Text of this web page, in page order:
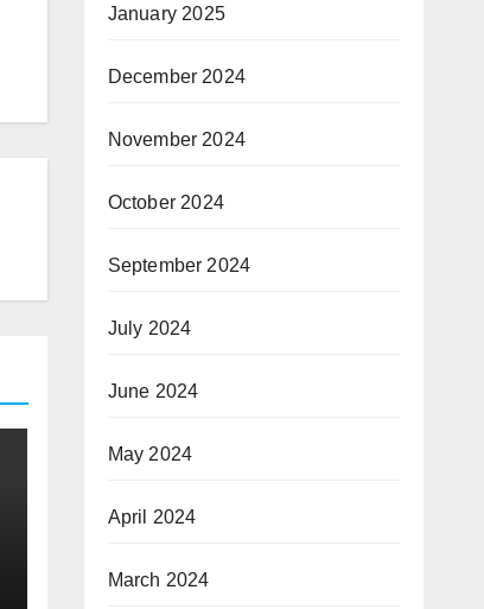
January 2025
December 2024
November 2024
October 2024
September 2024
July 2024
June 2024
May 2024
April 2024
March 2024